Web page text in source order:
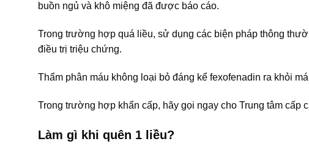
buồn ngủ và khô miệng đã được báo cáo.
Trong trường hợp quá liều, sử dụng các biện pháp thông
điều trị triệu chứng.
Thẩm phân máu không loại bỏ đáng kể fexofenadin ra khỏi
Trong trường hợp khẩn cấp, hãy gọi ngay cho Trung tâm cấp
Làm gì khi quên 1 liều?